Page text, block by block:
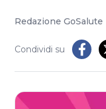
Redazione GoSalute
Condividi su